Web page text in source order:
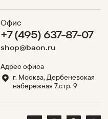
Офис
+7 (495) 637-87-07
shop@baon.ru
Адрес офиса
г. Москва, Дербеневская
набережная 7,стр. 9